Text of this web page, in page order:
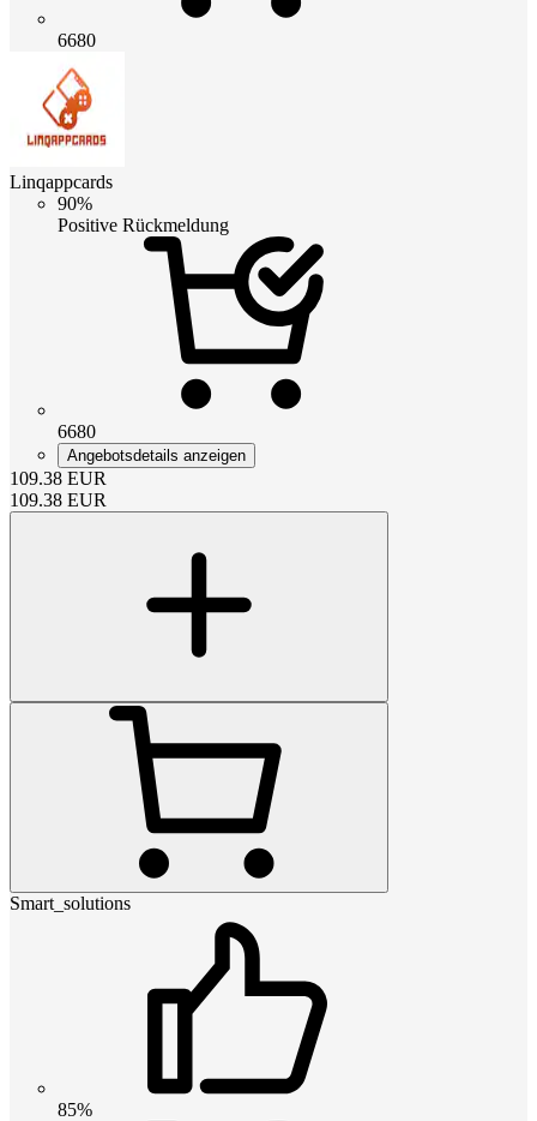
6680
Linqappcards
90%
Positive Rückmeldung
6680
Angebotsdetails anzeigen
109.38 EUR
109.38 EUR
Smart_solutions
85%